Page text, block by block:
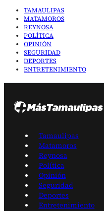
TAMAULIPAS
MATAMOROS
REYNOSA
POLÍTICA
OPINIÓN
SEGURIDAD
DEPORTES
ENTRETENIMIENTO
Tamaulipas
Matamoros
Reynosa
Política
Opinión
Seguridad
Deportes
Entretenimiento